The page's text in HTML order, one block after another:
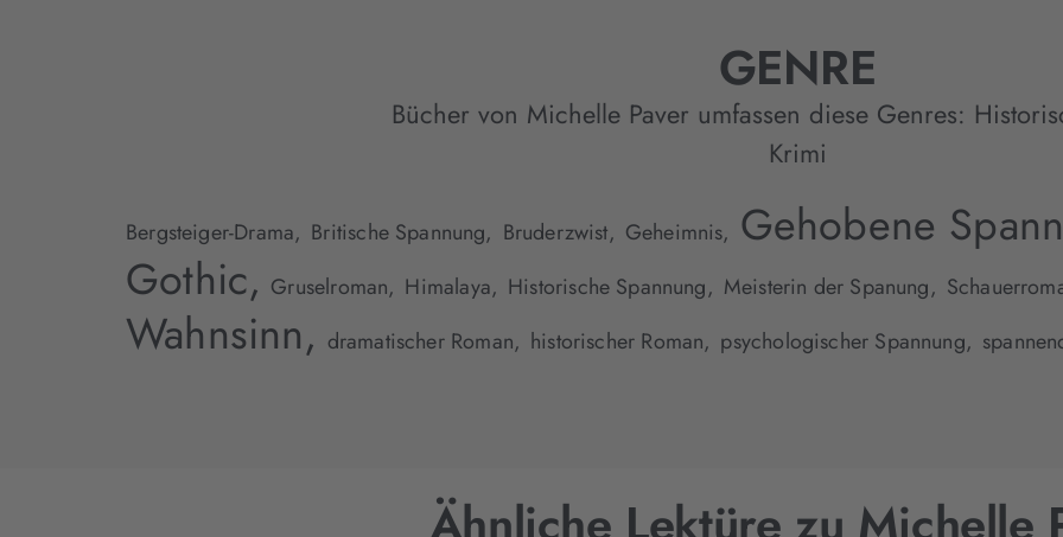
GENRE
Bücher von Michelle Paver umfassen diese Genres:
Krimi
Bergsteiger-Drama, Britische Spannung, Bruderzwist, Geheimnis, Gehobene
Gothic, Gruselroman, Himalaya, Historische Spannung, Meisterin der Spanung,
Wahnsinn, dramatischer Roman, historischer Roman, psychologischer Spannung,